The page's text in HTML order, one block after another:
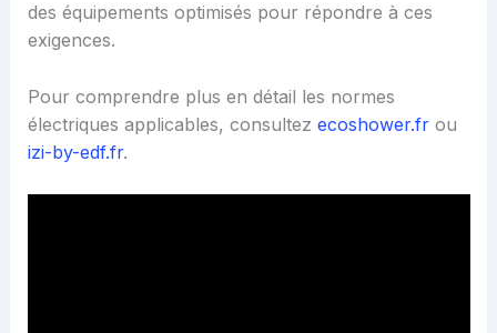
des équipements optimisés pour répondre à ces
exigences.
Pour comprendre plus en détail les normes
électriques applicables, consultez ecoshower.frou
izi-by-edf.fr.